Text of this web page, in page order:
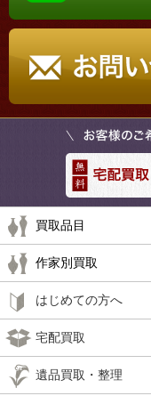
買取品目
作家別買取
はじめての方へ
宅配買取
遺品買取・整理